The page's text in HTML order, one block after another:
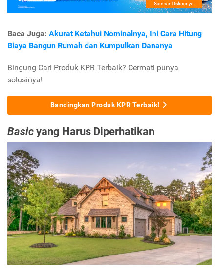
Baca Juga: Akurat Ketahui Nominalnya, Ini Cara Hitung
Biaya Bangun Rumah dan Kumpulkan Dananya
Bingung Cari Produk KPR Terbaik? Cermati punya
solusinya!
Bandingkan Produk KPR Terbaik!
Basicyang Harus Diperhatikan